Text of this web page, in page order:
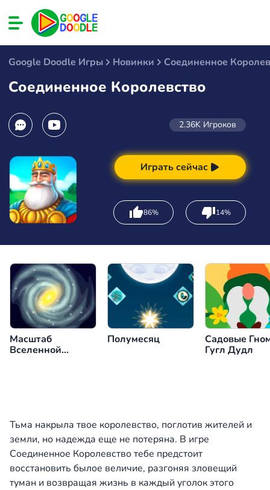
Google Doodle Игры Новинки Соединенное
Соединенное Королевство
2.36K Игроков
Играть сейчас
86% 14%
Масштаб
Вселенной
Полумесяц
Садовые
Гугл Дудл
Тьма накрыла твое королевство, поглотив жителей и
земли, но надежда еще не потеряна. В игре
Соединенное Королевство тебе предстоит
восстановить былое величие, разгоняя зловещий
туман и возвращая жизнь в каждый уголок этого